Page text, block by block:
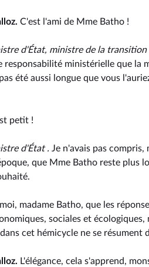
C'est l'ami de Mme Batho !
d'État, ministre de la transition
responsabilité ministérielle que la
été aussi longue que vous
petit !
d'État . Je n'avais pas compris,
que Mme Batho reste plus
madame Batho, que les
sociales et écologiques,
cet hémicycle ne se résument
L'élégance, cela s'apprend,